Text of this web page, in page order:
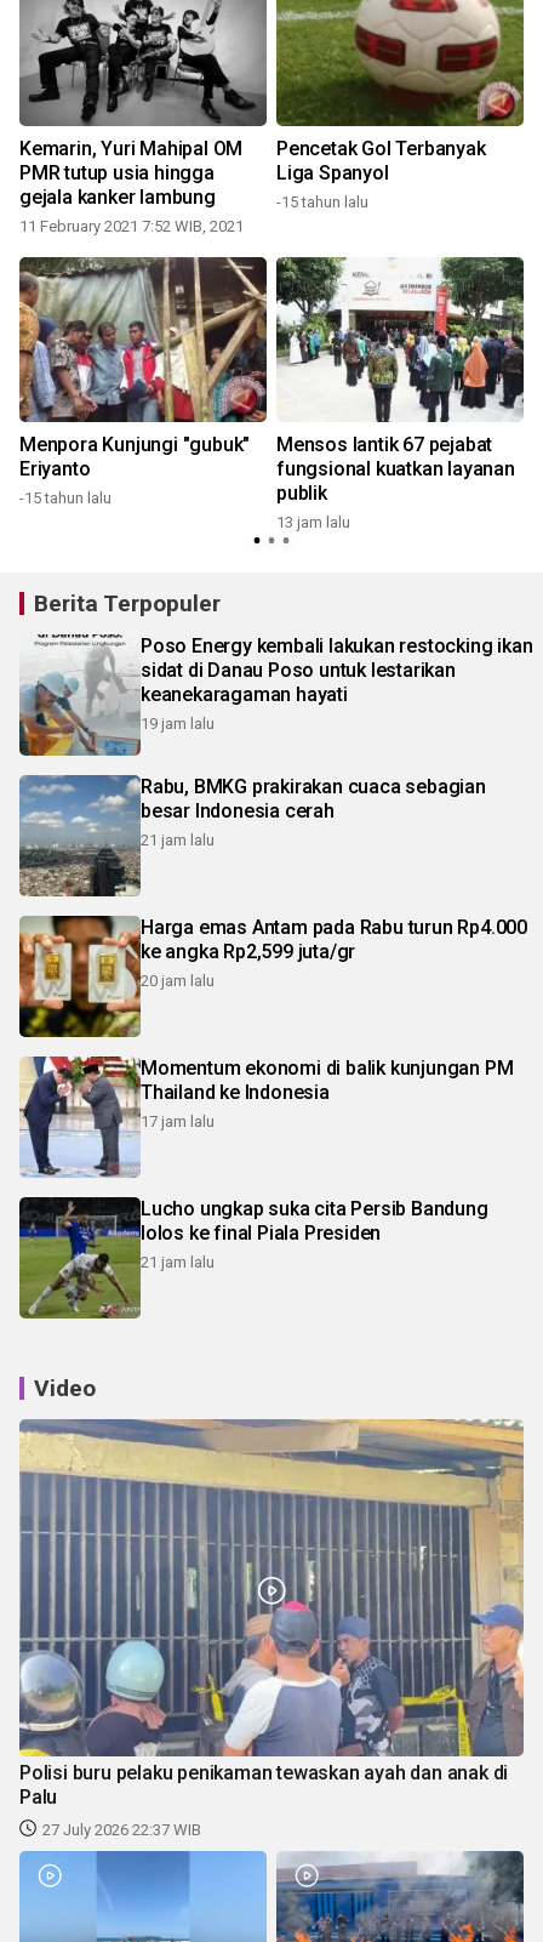
Kemarin, Yuri Mahipal OM
PMR tutup usia hingga
gejala kanker lambung
11 February 2021 7:52 WIB, 2021
Pencetak Gol Terbanyak
Liga Spanyol
-15 tahun lalu
Menpora Kunjungi "gubuk"
Eriyanto
-15 tahun lalu
Mensos lantik 67 pejabat
fungsional kuatkan layanan
publik
13 jam lalu
Berita Terpopuler
Poso Energy kembali lakukan restocking ikan
sidat di Danau Poso untuk lestarikan
keanekaragaman hayati
19 jam lalu
Rabu, BMKG prakirakan cuaca sebagian
besar Indonesia cerah
21 jam lalu
Harga emas Antam pada Rabu turun Rp4.000
ke angka Rp2,599 juta/gr
20 jam lalu
Momentum ekonomi di balik kunjungan PM
Thailand ke Indonesia
17 jam lalu
Lucho ungkap suka cita Persib Bandung
lolos ke final Piala Presiden
21 jam lalu
Video
Polisi buru pelaku penikaman tewaskan ayah dan anak di
Palu
27 July 2026 22:37 WIB